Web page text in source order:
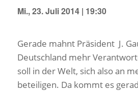
Mi., 23. Juli 2014 | 19:30
Gerade mahnt Präsident J.
Deutschland mehr
soll in der Welt, sich also an
beteiligen. Da kommt es